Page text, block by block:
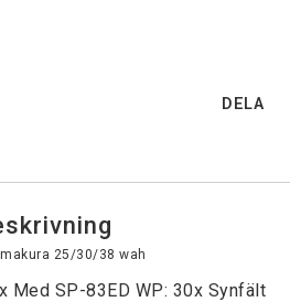
DELA
25/30/38 wah
Med SP-83ED WP: 30x Synfält